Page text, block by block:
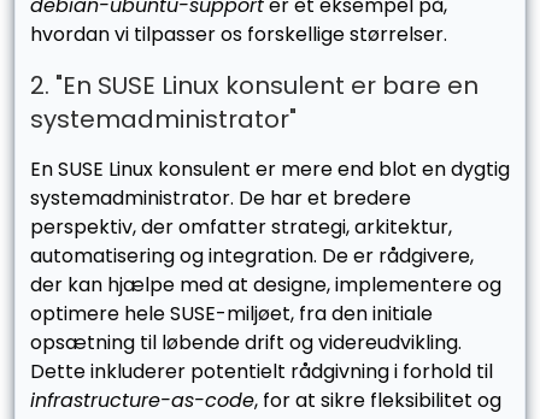
hvordan vi tilpasser os forskellige størrelser.
2. "En SUSE Linux konsulent er bare en
systemadministrator"
En SUSE Linux konsulent er mere end blot en dygtig
systemadministrator. De har et bredere
perspektiv, der omfatter strategi, arkitektur,
automatisering og integration. De er rådgivere,
der kan hjælpe med at designe, implementere og
optimere hele SUSE-miljøet, fra den initiale
opsætning til løbende drift og videreudvikling.
Dette inkluderer potentielt rådgivning i forhold til
infrastructure-as-code, for at sikre fleksibilitet og